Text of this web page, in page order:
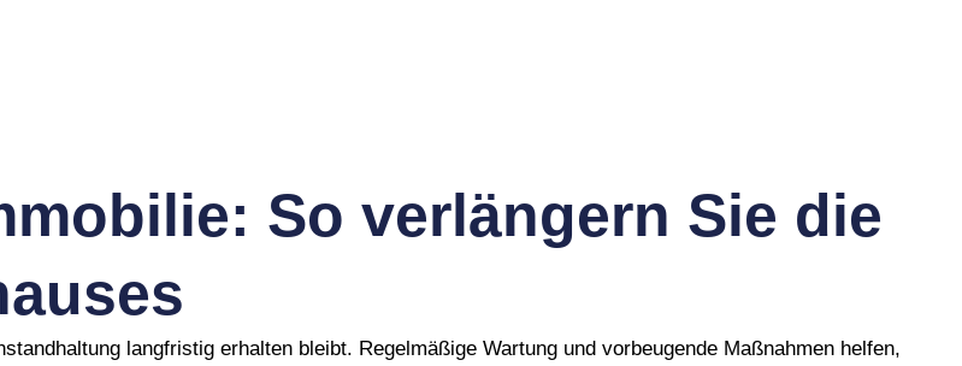
So verlängern Sie die
langfristig erhalten bleibt. Regelmäßige Wartung und vorbeugende Maßnahmen helfen,